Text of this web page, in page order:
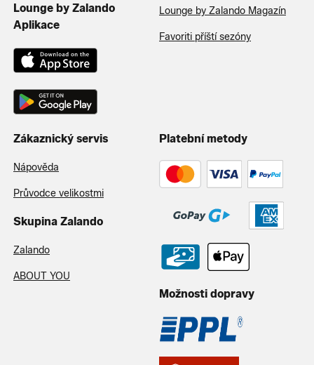
Lounge by Zalando
Aplikace
Lounge by Zalando Magazín
Favoriti příští sezóny
Zákaznický servis
Nápověda
Průvodce velikostmi
Skupina Zalando
Zalando
ABOUT YOU
Platební metody
Možnosti dopravy